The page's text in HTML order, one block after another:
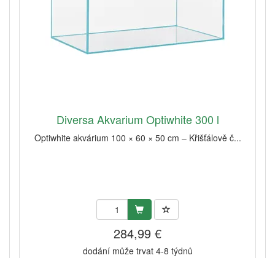
Diversa Akvarium Optiwhite 300 l
Optiwhite akvárium 100 × 60 × 50 cm – Křišťálově č...
284,99 €
dodání může trvat 4-8 týdnů